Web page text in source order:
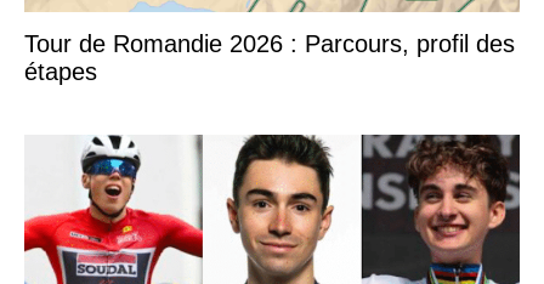
Tour de Romandie 2026 : Parcours, profil des
étapes